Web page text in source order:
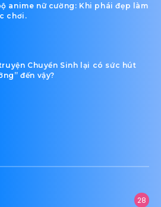
anime nữ cường: Khi phái đẹp làm
chơi.
Chuyển Sinh lại có sức hút
đến vậy?
28